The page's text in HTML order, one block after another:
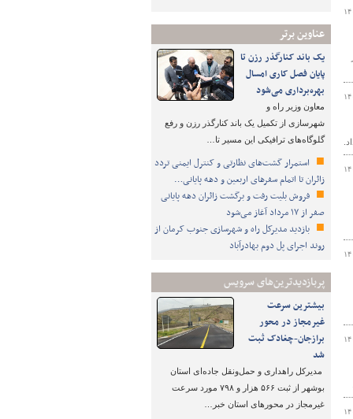
عناوین برتر
یک باند کنارگذر رزن تا
پایان فصل کاری امسال
بهره‌برداری می‌شود
معاون وزیر راه و
شهرسازی از تکمیل یک باند کنارگذر رزن و رفع
گلوگاه‌های ترافیکی این مسیر تا…
استمرار گشت‌های نظارتی و کنترل ایمنی تردد
زائران تا اتمام سفرهای اربعین و دهه پایانی…
فروش بلیت رفت و برگشت زائران دهه پایانی
صفر از ۱۷ مرداد آغاز می‌شود
بازدید مدیرکل راه و شهرسازی جنوب کرمان از
روند اجرای پل دوم بهادرآباد
پربازدیدترین‌های سرویس
بیشترین سرعت
غیرمجاز در محور
برازجان-چغادک ثبت
شد
مدیرکل راهداری و حمل‌ونقل جاده‌ای استان
بوشهر از ثبت ۵۶۶ هزار و ۷۹۸ مورد سرعت
غیرمجاز در محورهای استان خبر…